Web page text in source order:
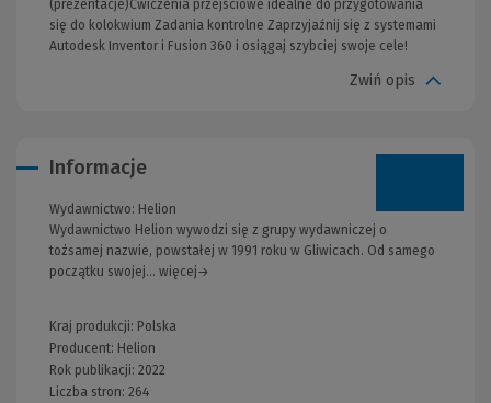
(prezentacje)Ćwiczenia przejściowe idealne do przygotowania
się do kolokwium Zadania kontrolne Zaprzyjaźnij się z systemami
Autodesk Inventor i Fusion 360 i osiągaj szybciej swoje cele!
Zwiń opis
Informacje
Wydawnictwo: Helion
Wydawnictwo Helion wywodzi się z grupy wydawniczej o
tożsamej nazwie, powstałej w 1991 roku w Gliwicach. Od samego
początku swojej... więcej→
Kraj produkcji: Polska
Producent: Helion
Rok publikacji: 2022
Liczba stron: 264